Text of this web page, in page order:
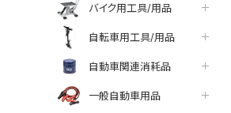
バイク用工具/用品
自転車用工具/用品
自動車関連消耗品
一般自動車用品